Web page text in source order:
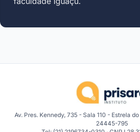
Av. Pres. Kennedy, 735 - Sala 110 - Estrela
24445-795